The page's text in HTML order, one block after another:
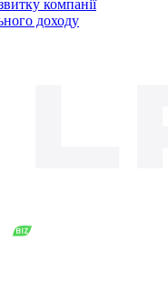
компанії
доходу